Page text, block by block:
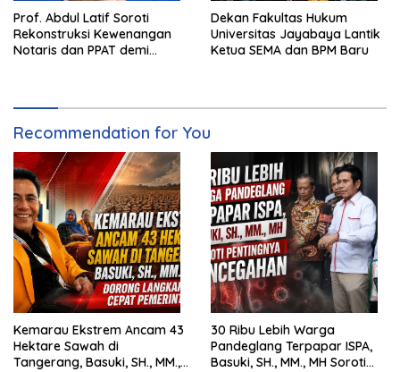
Prof. Abdul Latif Soroti
Rekonstruksi Kewenangan
Notaris dan PPAT demi
Dekan Fakultas Hukum
Universitas Jayabaya Lantik
Ketua SEMA dan BPM Baru
Recommendation for You
Kemarau Ekstrem Ancam 43
Hektare Sawah di
Tangerang, Basuki, SH., MM.,
30 Ribu Lebih Warga
Pandeglang Terpapar ISPA,
Basuki, SH., MM., MH Soroti